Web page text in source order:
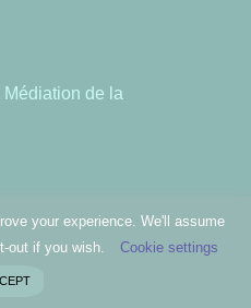
de la
- All rights reserved. Web:
your experience. We'll assume
out if you wish.
Cookie settings